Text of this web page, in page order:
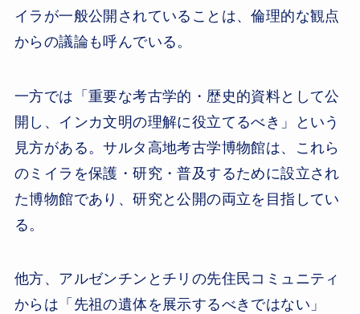
イラが一般公開されていることは、倫理的な観点
からの議論も呼んでいる。
一方では「重要な考古学的・歴史的資料として公
開し、インカ文明の理解に役立てるべき」という
見方がある。サルタ高地考古学博物館は、これら
のミイラを保護・研究・普及するために設立され
た博物館であり、研究と公開の両立を目指してい
る。
他方、アルゼンチンとチリの先住民コミュニティ
からは「先祖の遺体を展示するべきではない」